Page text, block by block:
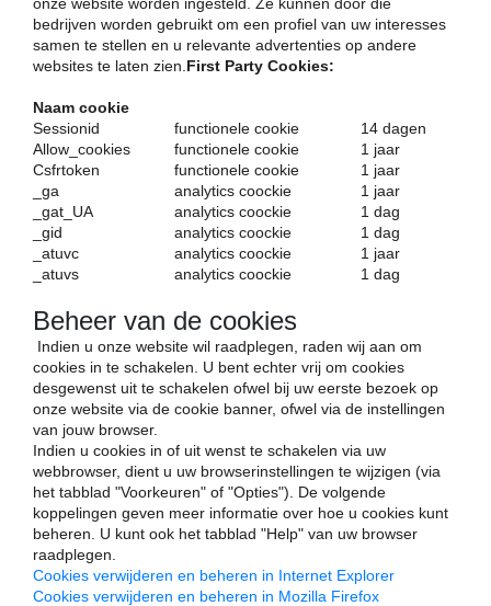
bedrijven worden gebruikt om een profiel van uw interesses
samen te stellen en u relevante advertenties op andere
websites te laten zien. First Party Cookies:
Naam cookie
Sessionid
functionele cookie
14 dagen
Allow_cookies
functionele cookie
1 jaar
Csfrtoken
functionele cookie
1 jaar
_ga
analytics coockie
1 jaar
_gat_UA
analytics coockie
1 dag
_gid
analytics coockie
1 dag
_atuvc
analytics coockie
1 jaar
_atuvs
analytics coockie 1 dag
Beheer van de cookies
Indien u onze website wil raadplegen, raden wij aan om
cookies in te schakelen. U bent echter vrij om cookies
desgewenst uit te schakelen ofwel bij uw eerste bezoek op
onze website via de cookie banner, ofwel via de instellingen
van jouw browser.
Indien u cookies in of uit wenst te schakelen via uw
webbrowser, dient u uw browserinstellingen te wijzigen (via
het tabblad "Voorkeuren" of "Opties"). De volgende
koppelingen geven meer informatie over hoe u cookies kunt
beheren. U kunt ook het tabblad "Help" van uw browser
raadplegen.
Cookies verwijderen en beheren in Internet Explorer
Cookies verwijderen en beheren in Mozilla Firefox